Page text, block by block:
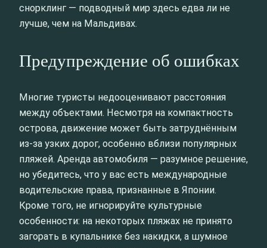
снорклинг — подводный мир здесь едва ли не
лучше, чем на Мальдивах.
Предупреждение об ошибках
Многие туристы недооценивают расстояния
между объектами. Несмотря на компактность
острова, движение может быть затруднённым
из-за узких дорог, особенно вблизи популярных
пляжей. Аренда автомобиля — разумное решение,
но убедитесь, что у вас есть международные
водительские права, признанные в Японии.
Кроме того, не игнорируйте культурные
особенности: на некоторых пляжах не принято
загорать в купальнике без накидки, а шумное